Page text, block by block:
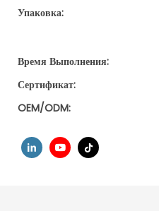
Упаковка:
Время Выполнения:
Сертификат:
OEM/ODM: